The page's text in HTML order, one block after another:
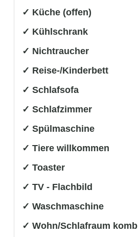
✓ Küche (offen)
✓ Kühlschrank
✓ Nichtraucher
✓ Reise-/Kinderbett
✓ Schlafsofa
✓ Schlafzimmer
✓ Spülmaschine
✓ Tiere willkommen
✓ Toaster
✓ TV - Flachbild
✓ Waschmaschine
✓ Wohn/Schlafraum komb